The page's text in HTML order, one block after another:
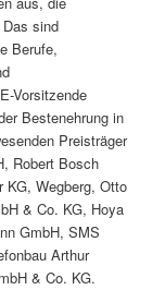
sind
Berufe,
Vorsitzende
Bestenehrung in
Preisträger
Robert Bosch
KG, Wegberg, Otto
& Co. KG, Hoya
GmbH, SMS
Arthur
& Co. KG.